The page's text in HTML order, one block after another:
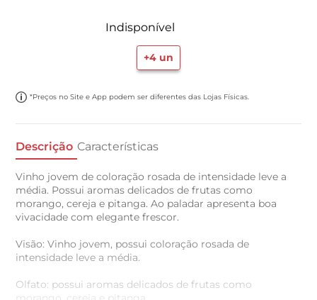
Indisponível
+4 un
*Preços no Site e App podem ser diferentes das Lojas Físicas.
Descrição Características
Vinho jovem de coloração rosada de intensidade leve a
média. Possui aromas delicados de frutas como
morango, cereja e pitanga. Ao paladar apresenta boa
vivacidade com elegante frescor.
Visão: Vinho jovem, possui coloração rosada de
intensidade leve a média.
Olfato: possui aromas delicados de frutas como